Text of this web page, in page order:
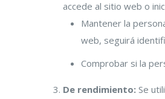
accede al sitio web o
Mantener la
web, seguirá
Comprobar si la
De rendimiento: Se